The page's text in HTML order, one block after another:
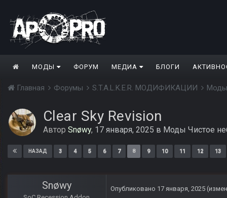
МОДЫ ФОРУМ МЕДИА БЛОГИ
Главная Форумы S.T.A.L.K.E.R. МОДИФИКАЦИИ
Clear Sky Revision
Автор Snøwy, 17 января, 2025 в Моды Чистое
НАЗАД 3 4 5 6 7 8 9 10 11 12 13
Snøwy Опубликовано 17 января, 2025